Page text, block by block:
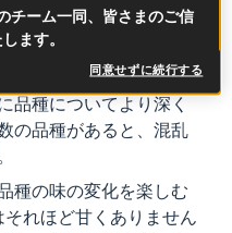
ワール」のみを
種に絞り、推すようにし
品種についてより深く
の品種があると、混乱
種の味の変化を楽しむ
れほど甘くありません
チーム一同、皆さまのご信
ます。
同意せずに続行する